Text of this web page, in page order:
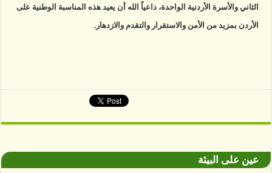
الثاني والأسرة الأردنية الواحدة، داعياً الله أن يعيد هذه المناسبة الوطنية على
الأردن بمزيد من الأمن والاستقرار والتقدم والازدهار.
عين على البيئة